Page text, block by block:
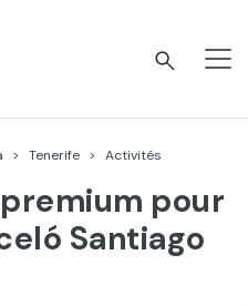
Tenerife Activités
pour
Santiago